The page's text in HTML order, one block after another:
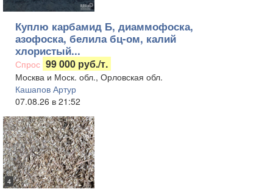
Куплю карбамид Б, диаммофоска,
азофоска, белила бц-ом, калий
хлористый...
Спрос 99 000 руб./т.
Москва и Моск. обл., Орловская обл.
Кашапов Артур
07.08.26 в 21:52
4